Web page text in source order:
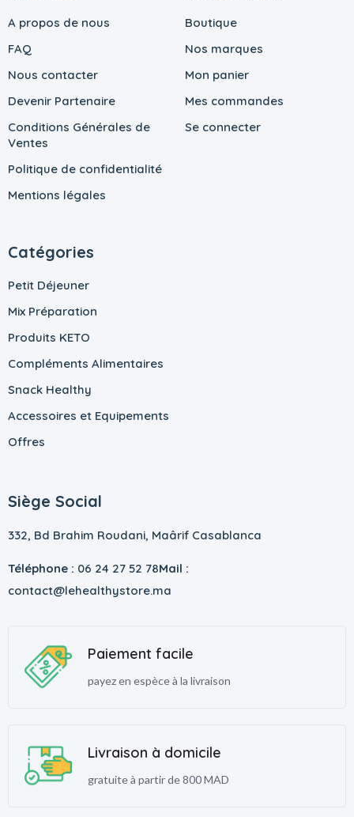
A propos de nous
FAQ
Nous contacter
Devenir Partenaire
Conditions Générales de
Ventes
Politique de confidentialité
Mentions légales
Boutique
Nos marques
Mon panier
Mes commandes
Se connecter
Catégories
Petit Déjeuner
Mix Préparation
Produits KETO
Compléments Alimentaires
Snack Healthy
Accessoires et Equipements
Offres
Siège Social
332, Bd Brahim Roudani, Maârif Casablanca
Téléphone : 06 24 27 52 78Mail :
contact@lehealthystore.ma
Paiement facile
payez en espèce à la livraison
Livraison à domicile
gratuite à partir de 800 MAD